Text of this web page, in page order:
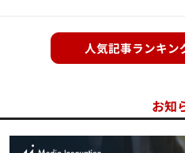
人気記事ランキン
お知